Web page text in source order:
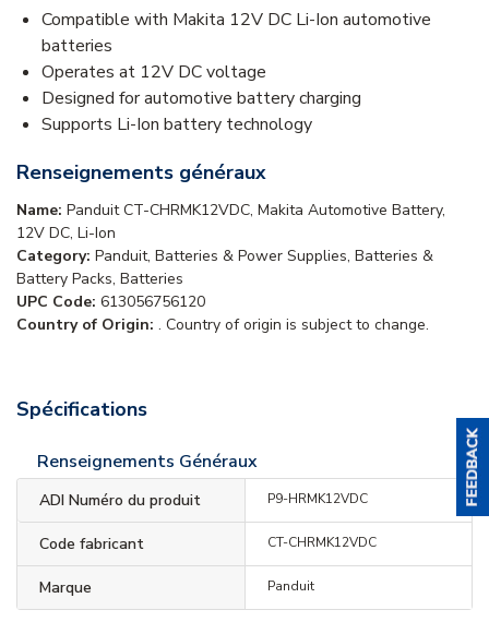
Compatible with Makita 12V DC Li-Ion automotive
batteries
Operates at 12V DC voltage
Designed for automotive battery charging
Supports Li-Ion battery technology
Renseignements généraux
Name: Panduit CT-CHRMK12VDC, Makita Automotive Battery,
12V DC, Li-Ion
Category: Panduit, Batteries & Power Supplies, Batteries &
Battery Packs, Batteries
UPC Code: 613056756120
Country of Origin: . Country of origin is subject to change.
Spécifications
Renseignements Généraux
ADI Numéro du produit P9-HRMK12VDC
Code fabricant CT-CHRMK12VDC
Marque Panduit